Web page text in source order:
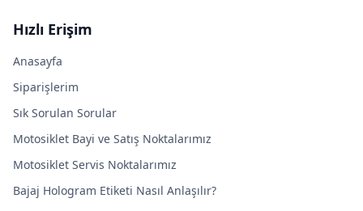
Hızlı Erişim
Anasayfa
Siparişlerim
Sık Sorulan Sorular
Motosiklet Bayi ve Satış Noktalarımız
Motosiklet Servis Noktalarımız
Bajaj Hologram Etiketi Nasıl Anlaşılır?